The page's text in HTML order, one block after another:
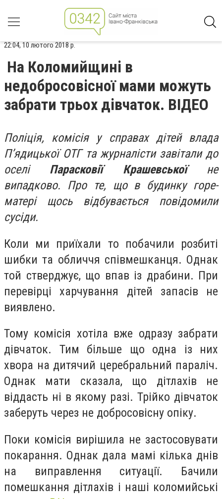
22:04, 10 лютого 2018 р.
На Коломийщині в
недобросовісної мами можуть
забрати трьох дівчаток. ВІДЕО
Поліція, комісія у справах дітей влада
П’ядицької ОТГ та журналісти завітали до
оселі Парасковії Крашевськоїне
випадково. Про те, що в будинку горе-
матері щось відбувається повідомили
сусіди.
Коли ми приїхали то побачили розбиті
шибки та обличчя співмешканця. Однак
той стверджує, що впав із драбини. При
перевірці харчування дітей запасів не
виявлено.
Тому комісія хотіла вже одразу забрати
дівчаток. Тим більше що одна із них
хвора на дитячий церебральний параліч.
Однак мати сказала, що дітлахів не
віддасть ні в якому разі. Трійко дівчаток
заберуть через не добросовісну опіку.
Поки комісія вирішила не застосовувати
покарання. Однак дала мамі кілька днів
на виправлення ситуації. Бачили
помешкання дітлахів і наші коломийські